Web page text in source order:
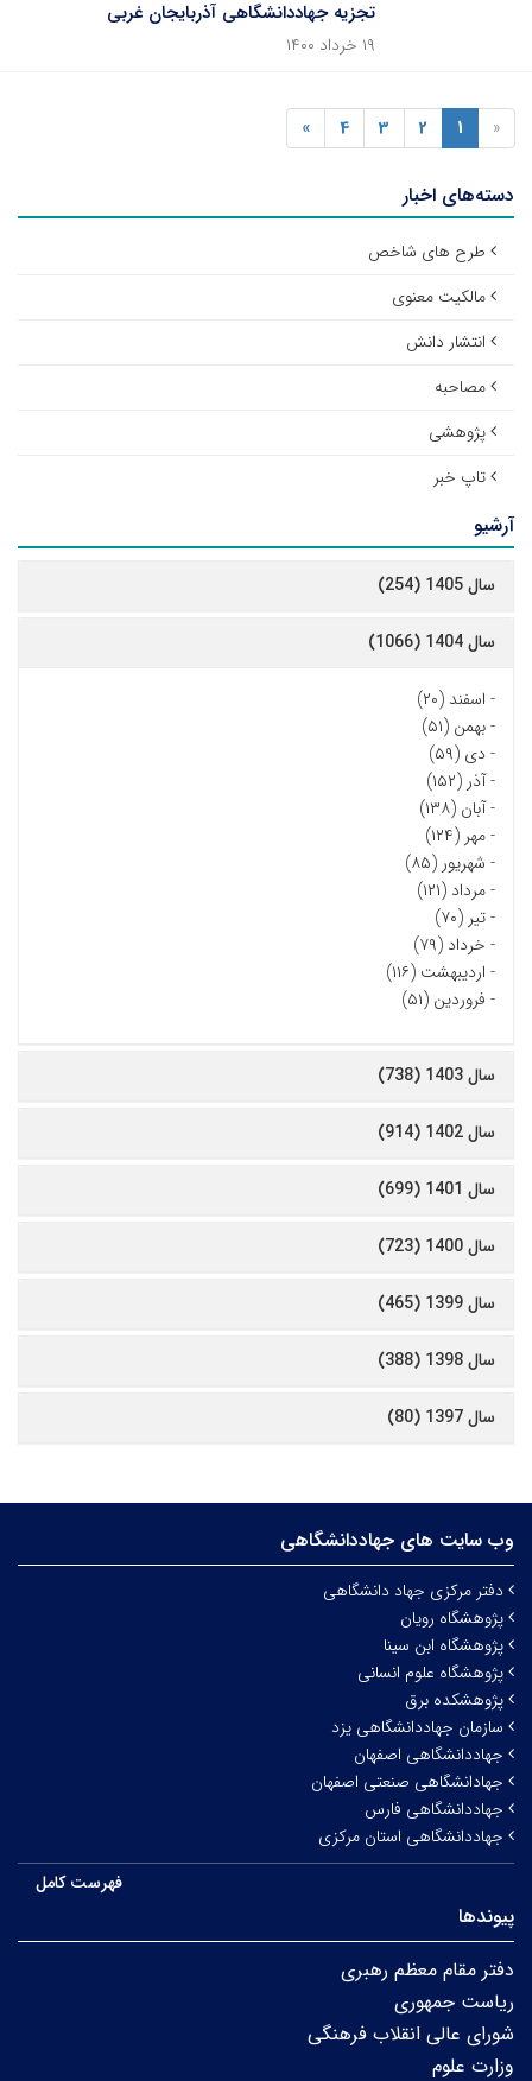
تجزیه جهاددانشگاهی آذربایجان غربی
۱۹ خرداد ۱۴۰۰
«
1
2
3
4
»
دسته‌های اخبار
طرح های شاخص
مالکیت معنوی
انتشار دانش
مصاحبه
پژوهشی
تاپ خبر
آرشیو
سال 1405 (254)
سال 1404 (1066)
- اسفند (۲۰)
-بهمن (۵۱)
- دی (۵۹)
-آذر (۱۵۲)
-آبان (۱۳۸)
-مهر (۱۲۴)
- شهریور (۸۵)
-مرداد (۱۲۱)
-تیر (۷۰)
- خرداد (۷۹)
- اردیبهشت (۱۱۶)
- فروردین (۵۱)
سال 1403 (738)
سال 1402 (914)
سال 1401 (699)
سال 1400 (723)
سال 1399 (465)
سال 1398 (388)
سال 1397 (80)
وب سایت های جهاددانشگاهی
دفتر مرکزی جهاد دانشگاهی
پژوهشگاه رویان
پژوهشگاه ابن سینا
پژوهشگاه علوم انسانی
پژوهشکده برق
سازمان جهاددانشگاهی یزد
جهاددانشگاهی اصفهان
جهادانشگاهی صنعتی اصفهان
جهاددانشگاهی فارس
جهاددانشگاهی استان مرکزی
فهرست کامل
پیوندها
دفتر مقام معظم رهبری
ریاست جمهوری
شورای عالی انقلاب فرهنگی
وزارت علوم